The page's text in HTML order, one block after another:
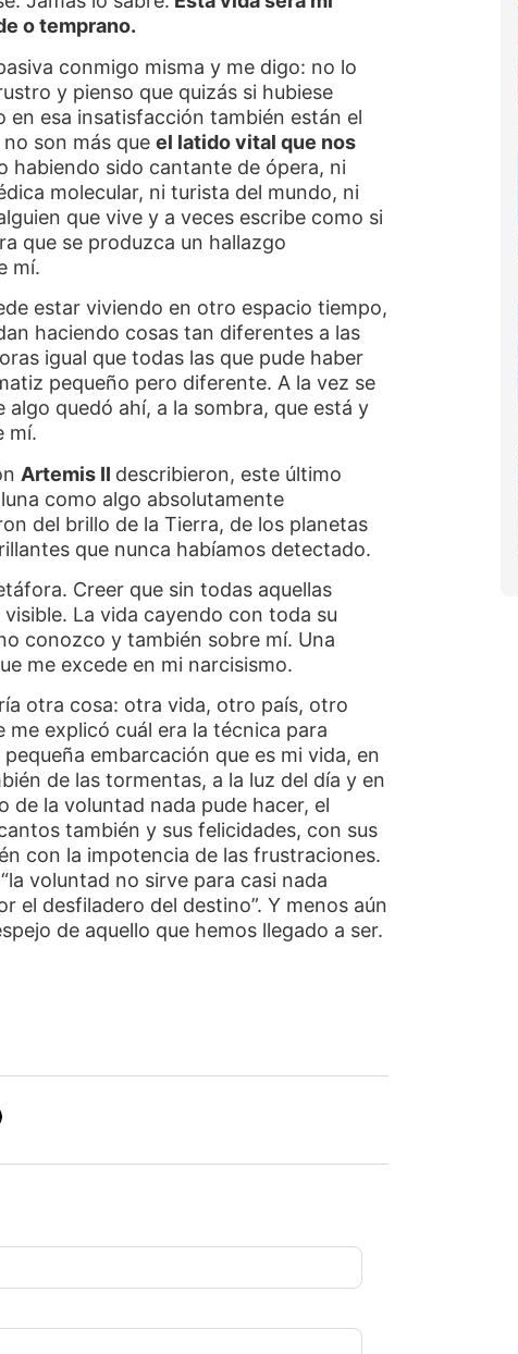
o temprano.
conmigo misma y me digo: no lo
y pienso que quizás si hubiese
esa insatisfacción también están el
no son más queel latido vital que nos
habiendo sido cantante de ópera, ni
molecular, ni turista del mundo, ni
que vive y a veces escribe como si
que se produzca un hallazgo
mí.
estar viviendo en otro espacio tiempo,
haciendo cosas tan diferentes a las
igual que todas las que pude haber
pequeño pero diferente. A la vez se
algo quedó ahí, a la sombra, que está y
mí.
Artemis II describieron, este último
como algo absolutamente
del brillo de la Tierra, de los planetas
que nunca habíamos detectado.
Creer que sin todas aquellas
La vida cayendo con toda su
conozco y también sobre mí. Una
me excede en mi narcisismo.
otra cosa: otra vida, otro país, otro
explicó cuál era la técnica para
embarcación que es mi vida, en
de las tormentas, a la luz del día y en
de la voluntad nada pude hacer, el
también y sus felicidades, con sus
con la impotencia de las frustraciones.
voluntad no sirve para casi nada
el desfiladero del destino”. Y menos aún
de aquello que hemos llegado a ser.